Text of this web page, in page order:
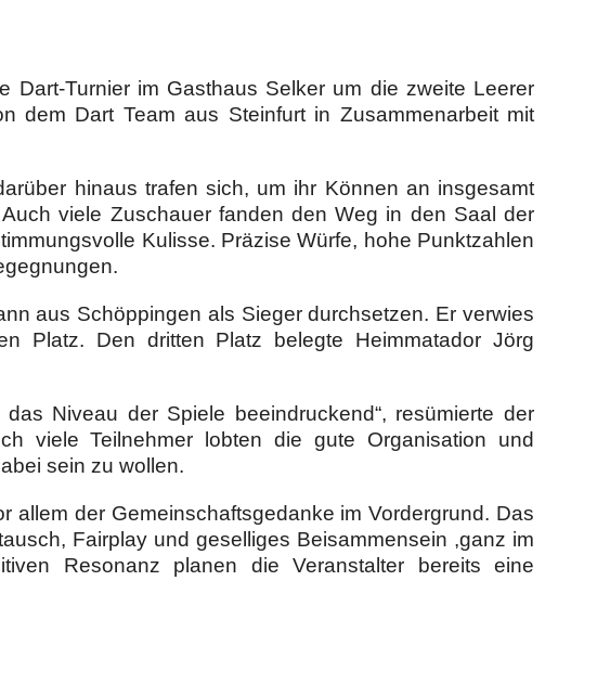
Dart-Turnier im Gasthaus Selker um die zweite Leerer
dem Dart Team aus Steinfurt in Zusammenarbeit mit
hinaus trafen sich, um ihr Können an insgesamt
viele Zuschauer fanden den Weg in den Saal der
Kulisse. Präzise Würfe, hohe Punktzahlen
aus Schöppingen als Sieger durchsetzen. Er verwies
Platz. Den dritten Platz belegte Heimmatador Jörg
Niveau der Spiele beeindruckend“, resümierte der
viele Teilnehmer lobten die gute Organisation und
sein zu wollen.
allem der Gemeinschaftsgedanke im Vordergrund. Das
Fairplay und geselliges Beisammensein ,ganz im
Resonanz planen die Veranstalter bereits eine